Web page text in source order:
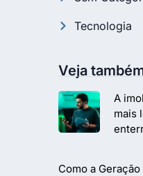
Tecnologia
Veja
A
mais
Como a